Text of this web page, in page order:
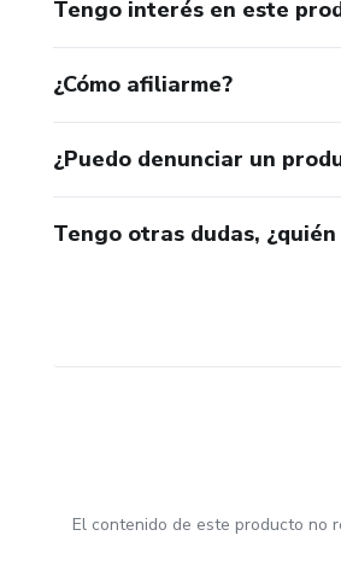
Tengo interés en este
¿Cómo afiliarme?
¿Puedo denunciar un
Tengo otras dudas,
El contenido de este producto no